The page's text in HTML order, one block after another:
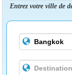
Entrez votre ville de